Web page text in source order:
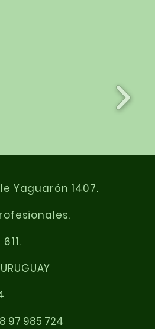
Yaguarón 1407.
97 985 724